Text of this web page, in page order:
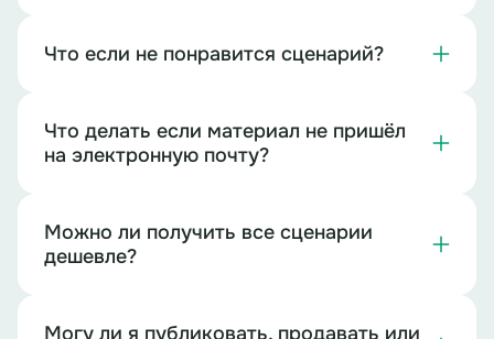
Что если не понравится сценарий?
Что делать если материал не пришёл
на электронную почту?
Можно ли получить все сценарии
дешевле?
Могу ли я публиковать, продавать или